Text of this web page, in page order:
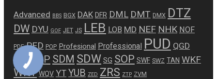
Advanced BBS BGX DAK DFR DML DMT DMX DTZ
DW DYU GOF JET JS LEB LOB MD NEF NHK NOF
PDF PED POP Profesional Professional PUD QGD
QJED SAP SDM SDW SG SOP SWF SWZ TAN WKF
WKY WQV YTYUB ZED ZRS ZTP ZVM